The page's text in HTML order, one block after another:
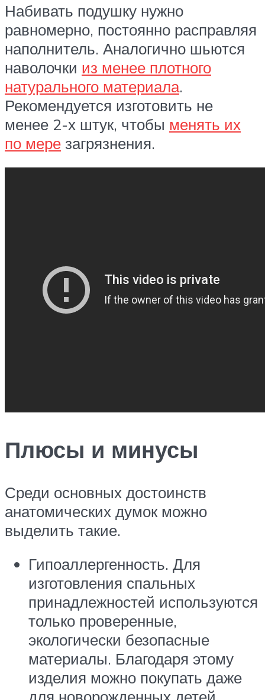
Набивать подушку нужно
равномерно, постоянно расправляя
наполнитель. Аналогично шьются
наволочки из менее плотного
натурального материала.
Рекомендуется изготовить не
менее 2-х штук, чтобы менять их
по мере загрязнения.
Плюсы и минусы
Среди основных достоинств
анатомических думок можно
выделить такие.
Гипоаллергенность. Для
изготовления спальных
принадлежностей используются
только проверенные,
экологически безопасные
материалы. Благодаря этому
изделия можно покупать даже